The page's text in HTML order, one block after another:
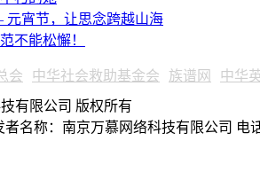
宵节，让思念跨越山海
不能松懈！
会 中华社会救助基金会 族谱网 中华
有限公司 版权所有
者名称：南京万慕网络科技有限公司